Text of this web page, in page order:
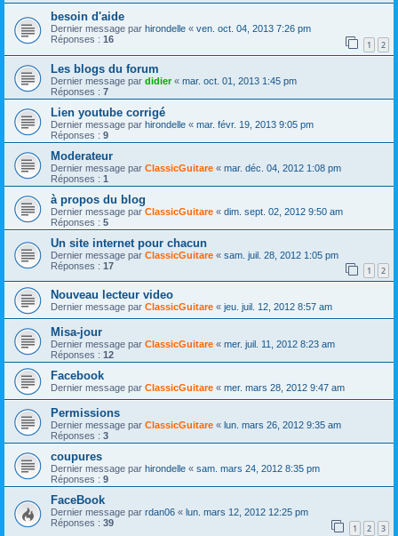
besoin d'aide
Dernier message par hirondelle « ven. oct. 04, 2013 7:26 pm
Réponses : 16 1 2
Les blogs du forum
Dernier message par didier« mar. oct. 01, 2013 1:45 pm
Réponses : 7
Lien youtube corrigé
Dernier message par hirondelle « mar. févr. 19, 2013 9:05 pm
Réponses : 9
Moderateur
Dernier message par ClassicGuitare « mar. déc. 04, 2012 1:08 pm
Réponses : 1
à propos du blog
Dernier message par ClassicGuitare « dim. sept. 02, 2012 9:50 am
Réponses : 5
Un site internet pour chacun
Dernier message par ClassicGuitare « sam. juil. 28, 2012 1:05 pm
Réponses : 17 1 2
Nouveau lecteur video
Dernier message par ClassicGuitare « jeu. juil. 12, 2012 8:57 am
Misa-jour
Dernier message par ClassicGuitare « mer. juil. 11, 2012 8:23 am
Réponses : 12
Facebook
Dernier message par ClassicGuitare « mer. mars 28, 2012 9:47 am
Permissions
Dernier message par ClassicGuitare « lun. mars 26, 2012 9:35 am
Réponses : 3
coupures
Dernier message par hirondelle « sam. mars 24, 2012 8:35 pm
Réponses : 9
FaceBook
Dernier message par rdan06 « lun. mars 12, 2012 12:25 pm
Réponses : 39 1 2 3